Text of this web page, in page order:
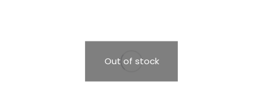
Out of stock